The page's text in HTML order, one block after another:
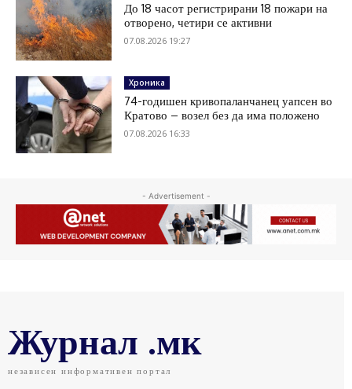
До 18 часот регистрирани 18 пожари на
отворено, четири се активни
07.08.2026 19:27
Хроника
74-годишен кривопаланчанец уапсен во
Кратово – возел без да има положено
07.08.2026 16:33
- Advertisement -
Журнал .мк
независен информативен портал